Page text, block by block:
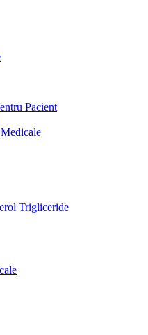
Pacient
Trigliceride